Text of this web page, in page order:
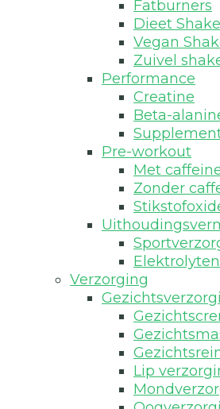
Fatburners
Dieet
Vegan
Zuivel
Performance
Creatine
Beta-
Pre-workout
Met
Zonder
Elektrolyten
Verzorging
Lip